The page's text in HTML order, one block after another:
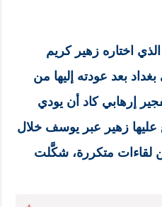
اختاره زهير كريم
بعد عودته إليها من
إرهابي كاد أن يودي
عليها زهير عبر يوسف خلال
من لقاءات متكررة، شكَّلت